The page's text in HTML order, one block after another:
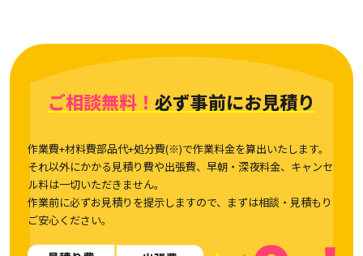
ご相談無料！ 必ず事前にお見積り
作業費+材料費部品代+処分費(※)で作業料金を算出いたします。
それ以外にかかる見積り費や出張費、早朝・深夜料金、キャンセ
ル料は一切いただきません。
作業前に必ずお見積りを提示しますので、まずは相談・見積もり
ご安心ください。